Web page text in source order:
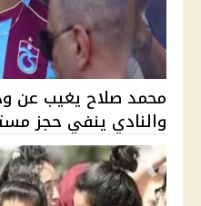
محمد صلاح يغيب عن
والنادي ينفي حجز